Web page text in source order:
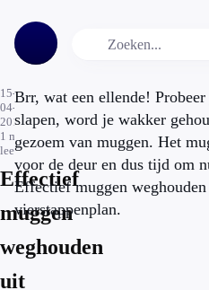
15-
04-
2017
1 min.
leestijd
Effectief
muggen
weghouden
uit
Brr, wat een ellende!
slapen, word je wakker
gezoem van muggen. Het
voor de deur en dus tijd om
Effectief muggen
vierstappenplan.